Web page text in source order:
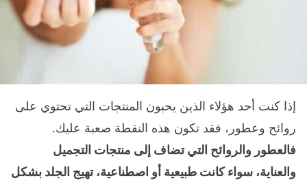
إذا كنت أحد هؤلاء الذين يحبون المنتجات التي تحتوي على
روائح وعطور، فقد تكون هذه النقطة صعبة عليك.
فالعطور والروائح التي تضاف إلى منتجات التجميل
والعناية، سواء كانت طبيعية أو اصطناعية، تهيج الجلد بشكل